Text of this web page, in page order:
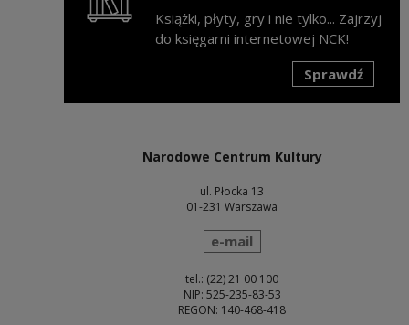
Książki, płyty, gry i nie tylko... Zajrzyj
do księgarni internetowej NCK!
Sprawdź
Narodowe Centrum Kultury
ul. Płocka 13
01-231 Warszawa
wyślij wiadomość
e-mail
tel.: (22) 21 00 100
NIP: 525-235-83-53
REGON: 140-468-418